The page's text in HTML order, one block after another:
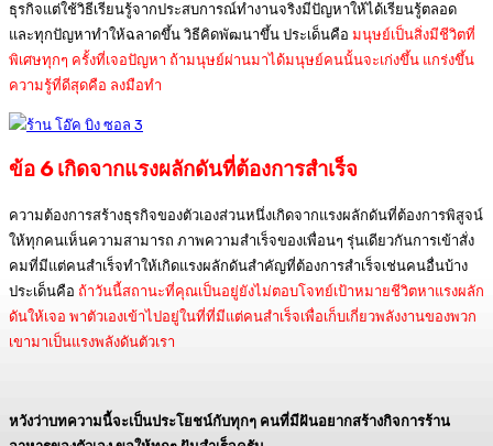
ธุรกิจแต่ใช้วิธีเรียนรู้จากประสบการณ์ทำงานจริงมีปัญหาให้ได้เรียนรู้ตลอด
และทุกปัญหาทำให้ฉลาดขึ้น วิธีคิดพัฒนาขึ้น ประเด็นคือ มนุษย์เป็นสิ่งมีชีวิตที่
พิเศษทุกๆ ครั้งที่เจอปัญหา ถ้ามนุษย์ผ่านมาได้มนุษย์คนนั้นจะเก่งขึ้น แกร่งขึ้น
ความรู้ที่ดีสุดคือ ลงมือทำ
ข้อ 6 เกิดจากแรงผลักดันที่ต้องการสำเร็จ
ความต้องการสร้างธุรกิจของตัวเองส่วนหนึ่งเกิดจากแรงผลักดันที่ต้องการพิสูจน์
ให้ทุกคนเห็นความสามารถ ภาพความสำเร็จของเพื่อนๆ รุ่นเดียวกันการเข้าสั่ง
คมที่มีแต่คนสำเร็จทำให้เกิดแรงผลักดันสำคัญที่ต้องการสำเร็จเช่นคนอื่นบ้าง
ประเด็นคือ ถ้าวันนี้สถานะที่คุณเป็นอยู่ยังไม่ตอบโจทย์เป้าหมายชีวิตหาแรงผลัก
ดันให้เจอ พาตัวเองเข้าไปอยู่ในที่ที่มีแต่คนสำเร็จเพื่อเก็บเกี่ยวพลังงานของพวก
เขามาเป็นแรงพลังดันตัวเรา
หวังว่าบทความนี้จะเป็นประโยชน์กับทุกๆ คนที่มีฝันอยากสร้างกิจการร้าน